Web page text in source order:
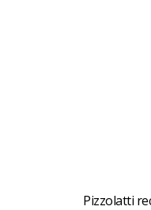
Pizzolatti